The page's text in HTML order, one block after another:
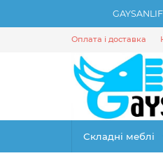
Оплата і доставка
Складні меблі